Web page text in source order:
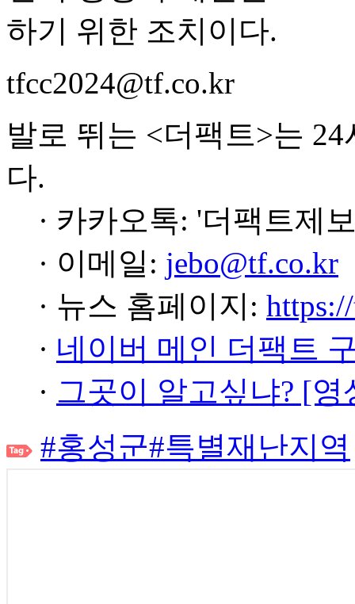
하기 위한 조치이다.
tfcc2024@tf.co.kr
발로 뛰는 <더팩트>는
다.
· 카카오톡: '더팩트제
· 이메일: jebo@tf.co.kr
· 뉴스 홈페이지:
· 네이버 메인 더팩트
· 그곳이 알고싶냐? [
#홍성군#특별재난지역